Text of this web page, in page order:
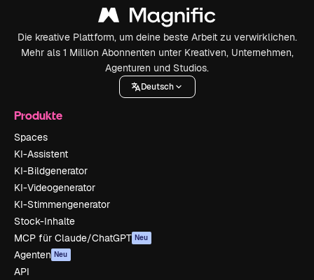
Die kreative Plattform, um deine beste Arbeit zu verwirklichen.
Mehr als 1 Million Abonnenten unter Kreativen, Unternehmen,
Agenturen und Studios.
Deutsch
Produkte
Spaces
KI-Assistent
KI-Bildgenerator
KI-Videogenerator
KI-Stimmengenerator
Stock-Inhalte
MCP für Claude/ChatGPT Neu
Agenten Neu
API